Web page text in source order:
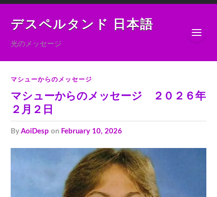
デスペルタンド 日本語
光のメッセージ
マシューからのメッセージ
マシューからのメッセージ ２０２６年
２月２日
byAoiDesp on February 10, 2026